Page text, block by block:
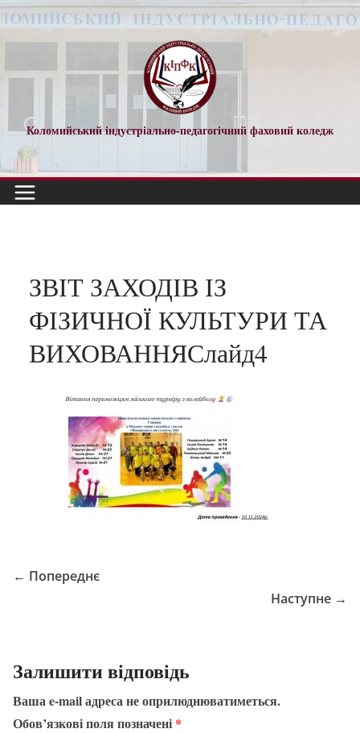
Перейти
до
Коломийський індустріально-педагогічний фаховий коледж
ЗВІТ ЗАХОДІВ ІЗ
ФІЗИЧНОЇ КУЛЬТУРИ ТА
ВИХОВАННЯСлайд4
← Попереднє
Наступне →
Залишити відповідь
Ваша e-mail адреса не оприлюднюватиметься.
Обов’язкові поля позначені *